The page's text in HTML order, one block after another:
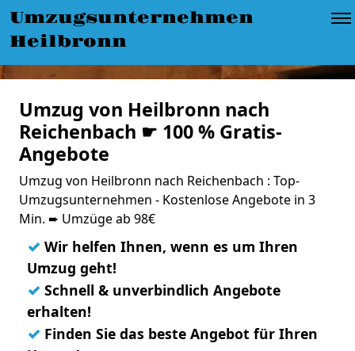
Umzugsunternehmen
Heilbronn
Umzug von Heilbronn nach
Reichenbach ☛ 100 % Gratis-
Angebote
Umzug von Heilbronn nach Reichenbach : Top-
Umzugsunternehmen - Kostenlose Angebote in 3
Min. ➨ Umzüge ab 98€
✓ Wir helfen Ihnen, wenn es um Ihren
Umzug geht!
✓ Schnell & unverbindlich Angebote
erhalten!
✓ Finden Sie das beste Angebot für Ihren